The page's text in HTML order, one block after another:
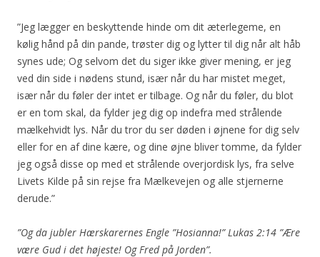
”Jeg lægger en beskyttende hinde om dit æterlegeme, en
kølig hånd på din pande, trøster dig og lytter til dig når alt håb
synes ude; Og selvom det du siger ikke giver mening, er jeg
ved din side i nødens stund, især når du har mistet meget,
især når du føler der intet er tilbage. Og når du føler, du blot
er en tom skal, da fylder jeg dig op indefra med strålende
mælkehvidt lys. Når du tror du ser døden i øjnene for dig selv
eller for en af dine kære, og dine øjne bliver tomme, da fylder
jeg også disse op med et strålende overjordisk lys, fra selve
Livets Kilde på sin rejse fra Mælkevejen og alle stjernerne
derude.”
”Og da jubler Hærskarernes Engle ”Hosianna!” Lukas 2:14 ”Ære
være Gud i det højeste! Og Fred på Jorden”.